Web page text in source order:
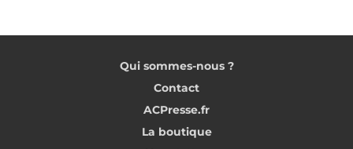
Qui sommes-nous ?
Contact
ACPresse.fr
La boutique